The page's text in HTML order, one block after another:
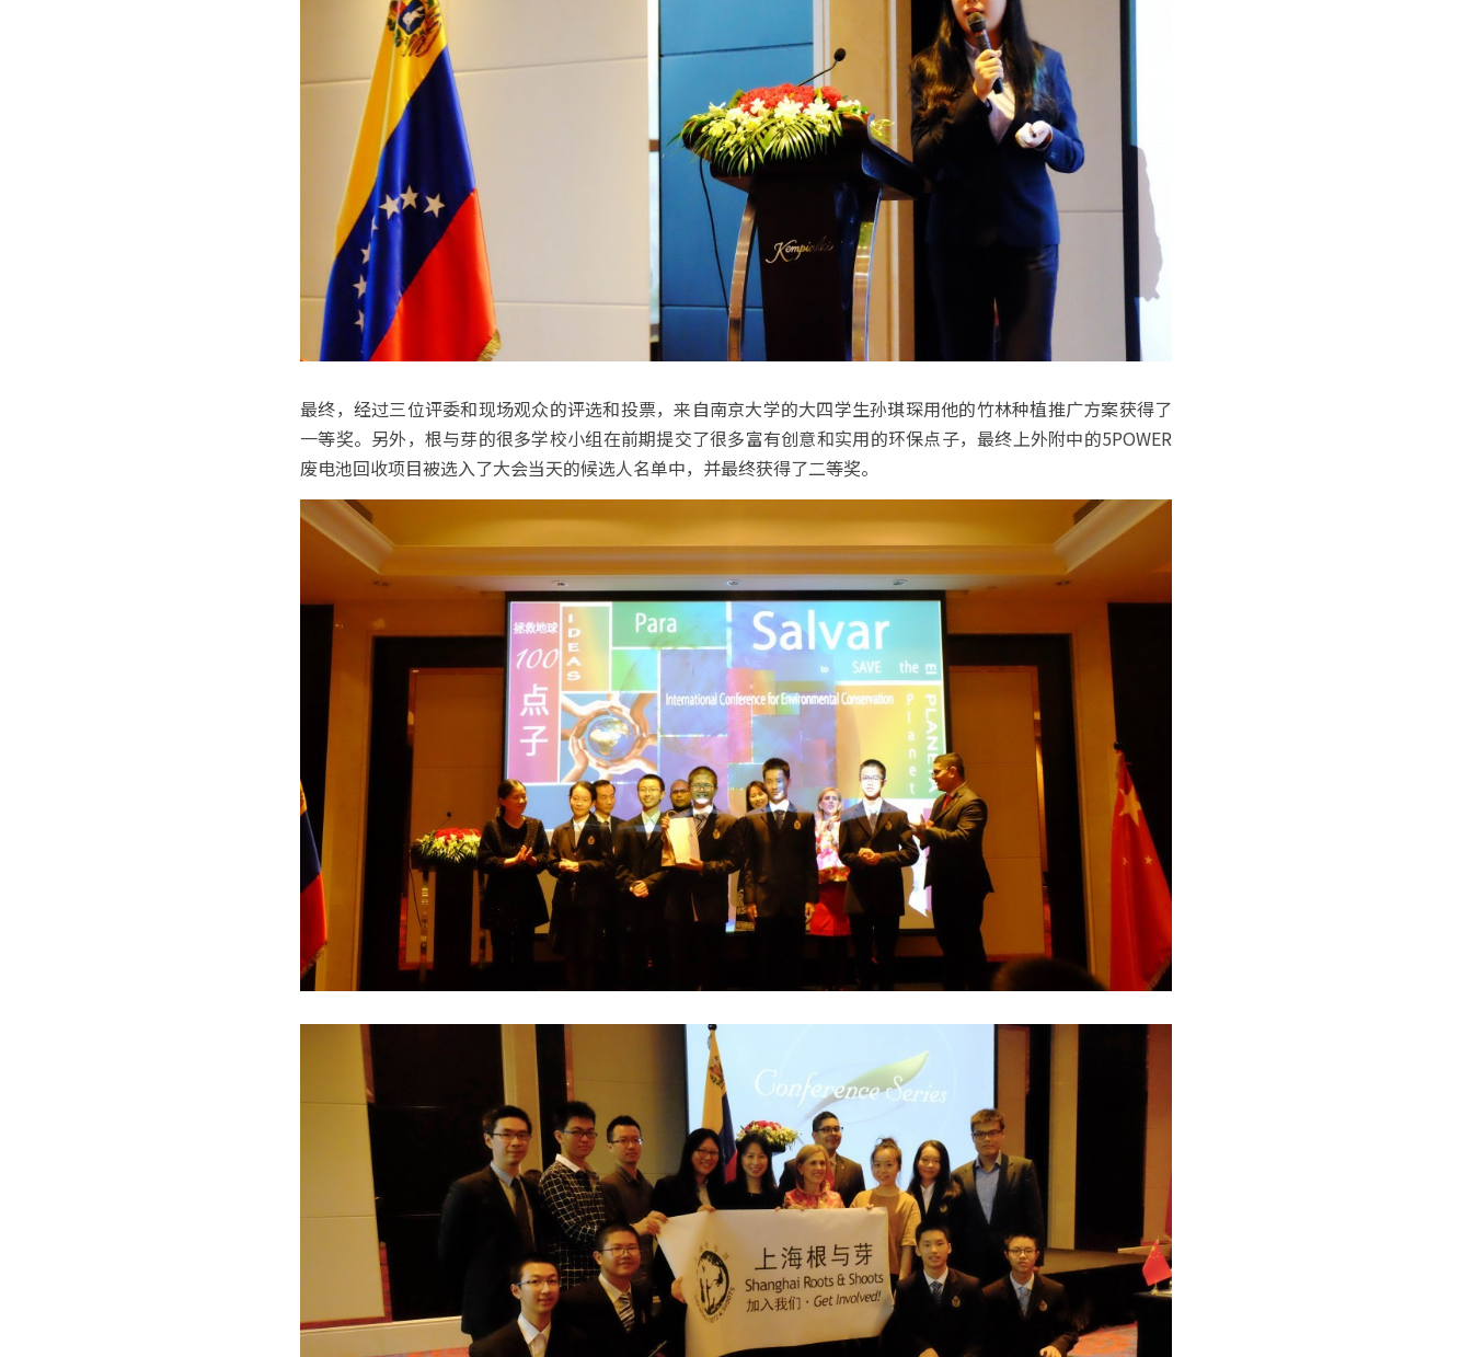
最终，经过三位评委和现场观众的评选和投票，来自南京大学的大四学生孙琪琛用他的竹林种植推广方案获得了
一等奖。另外，根与芽的很多学校小组在前期提交了很多富有创意和实用的环保点子，最终上外附中的5POWER
废电池回收项目被选入了大会当天的候选人名单中，并最终获得了二等奖。